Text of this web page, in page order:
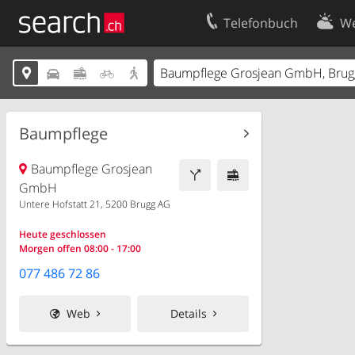
Telefonbuch
    
Baumpflege
Baumpflege Grosjean
GmbH
Untere Hofstatt 21, 5200 Brugg AG
Heute geschlossen
Morgen offen 08:00 - 17:00
077 486 72 86
Web Details
Ihr Eintrag
Kundencenter Geschäftskunden
Impressum
Kontakt